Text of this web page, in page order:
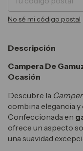
No sé mi código postal
Descripción
Campera De
Ocasión
Descubre la
combina elegancia y
Confeccionada en
ofrece un aspecto
una suavidad